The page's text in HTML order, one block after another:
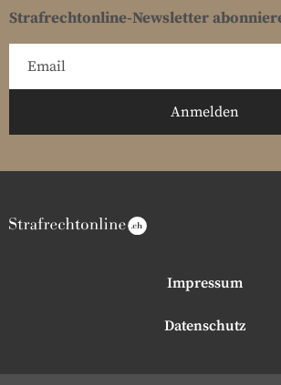
Strafrechtonline-Newsletter
Impressum
Datenschutz